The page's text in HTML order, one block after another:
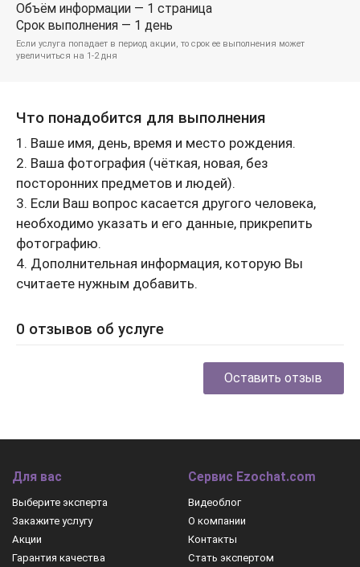
Объём информации — 1 страница
Срок выполнения — 1 день
Если услуга попадает в период акции, то срок ее выполнения может
увеличиться на 1-2 дня
Что понадобится для выполнения
1. Ваше имя, день, время и место рождения.
2. Ваша фотография (чёткая, новая, без
посторонних предметов и людей).
3. Если Ваш вопрос касается другого человека,
необходимо указать и его данные, прикрепить
фотографию.
4. Дополнительная информация, которую Вы
считаете нужным добавить.
0 отзывов об услуге
Оставить отзыв
Для вас
Выберите эксперта
Закажите услугу
Акции
Гарантия качества
Сервис Ezochat.com
Видеоблог
О компании
Контакты
Стать экспертом